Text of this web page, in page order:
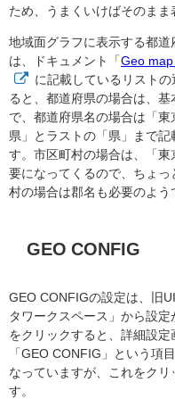
ため、うまくいけばそのまま
地域面グラフに表示する都
は、ドキュメント「Geo
に記載しているリスト
ると、都道府県の場合は、
で、都道府県名の場合は「東
県」とラストの「県」まで
す。市区町村の場合は、「
要になってくるので、ちょ
村の場合は郡名も必要のよう
GEO CONFIG
GEO CONFIGの設定は、旧
タワークスペース」から設
をクリックすると、詳細設
「GEO CONFIG」という項
なっていますが、これをク
す。